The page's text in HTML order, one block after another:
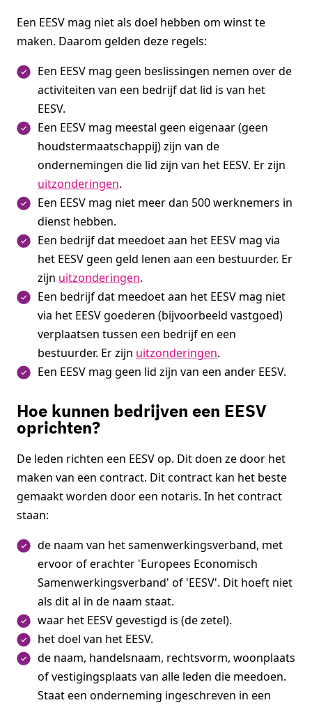
Een EESV mag niet als doel hebben om winst te
maken. Daarom gelden deze regels:
Een EESV mag geen beslissingen nemen over de
activiteiten van een bedrijf dat lid is van het
EESV.
Een EESV mag meestal geen eigenaar (geen
houdstermaatschappij) zijn van de
ondernemingen die lid zijn van het EESV. Er zijn
uitzonderingen.
Een EESV mag niet meer dan 500 werknemers in
dienst hebben.
Een bedrijf dat meedoet aan het EESV mag via
het EESV geen geld lenen aan een bestuurder. Er
zijn uitzonderingen.
Een bedrijf dat meedoet aan het EESV mag niet
via het EESV goederen (bijvoorbeeld vastgoed)
verplaatsen tussen een bedrijf en een
bestuurder. Er zijn uitzonderingen.
Een EESV mag geen lid zijn van een ander EESV.
Hoe kunnen bedrijven een EESV
oprichten?
De leden richten een EESV op. Dit doen ze door het
maken van een contract. Dit contract kan het beste
gemaakt worden door een notaris. In het contract
staan:
de naam van het samenwerkingsverband, met
ervoor of erachter 'Europees Economisch
Samenwerkingsverband' of 'EESV'. Dit hoeft niet
als dit al in de naam staat.
waar het EESV gevestigd is (de zetel).
het doel van het EESV.
de naam, handelsnaam, rechtsvorm, woonplaats
of vestigingsplaats van alle leden die meedoen.
Staat een onderneming ingeschreven in een